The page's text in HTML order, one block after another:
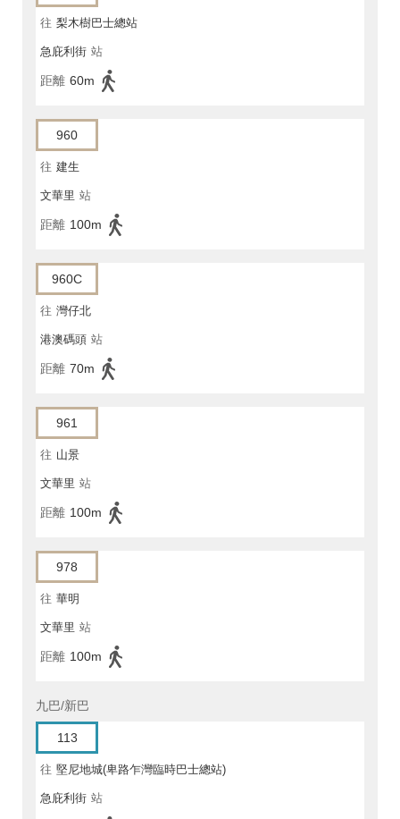
往 梨木樹巴士總站
急庇利街 站
距離 60m
960
往 建生
文華里 站
距離 100m
960C
往 灣仔北
港澳碼頭 站
距離 70m
961
往 山景
文華里 站
距離 100m
978
往 華明
文華里 站
距離 100m
九巴/新巴
113
往 堅尼地城(卑路乍灣臨時巴士總站)
急庇利街 站